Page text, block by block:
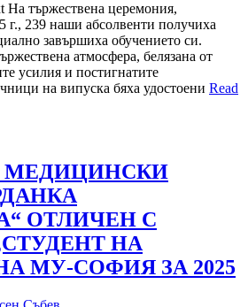
тържествена церемония,
г., 239 наши абсолвенти получиха
завършиха обучението си.
атмосфера, белязана от
усилия и постигнатите
на випуска бяха удостоени Read
МЕДИЦИНСКИ
ОТЛИЧЕН С
НА
МУ-СОФИЯ ЗА 2025